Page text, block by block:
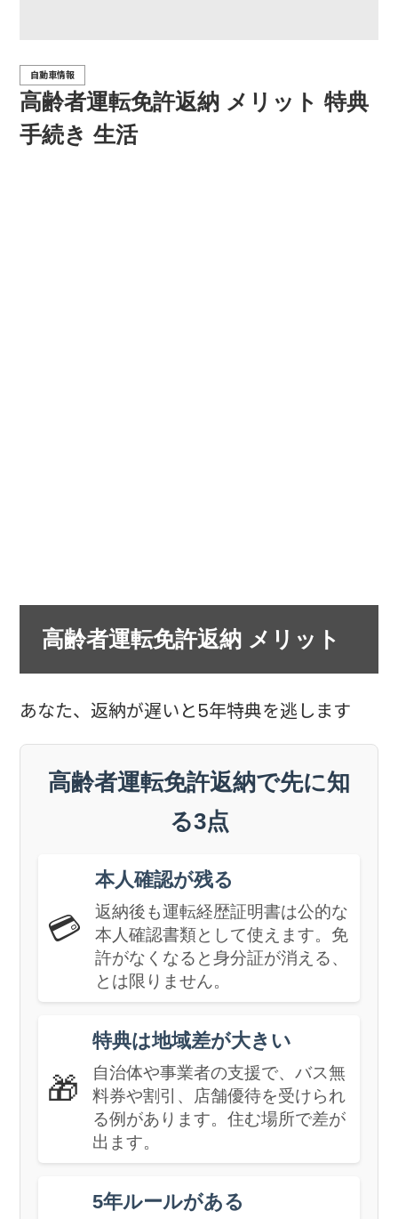
高齢者運転免許返納 メリット 特典
手続き 生活
自動車情報
高齢者運転免許返納 メリット
あなた、返納が遅いと5年特典を逃します
高齢者運転免許返納で先に知
る3点
💳
本人確認が残る
返納後も運転経歴証明書は公的な
本人確認書類として使えます。免
許がなくなると身分証が消える、
とは限りません。
🎁
特典は地域差が大きい
自治体や事業者の支援で、バス無
料券や割引、店舗優待を受けられ
る例があります。住む場所で差が
出ます。
5年ルールがある